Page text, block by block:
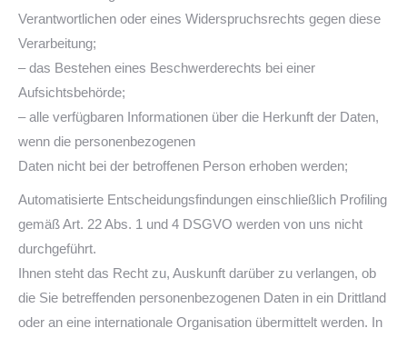
Verantwortlichen oder eines Widerspruchsrechts gegen diese
Verarbeitung;
– das Bestehen eines Beschwerderechts bei einer
Aufsichtsbehörde;
– alle verfügbaren Informationen über die Herkunft der Daten,
wenn die personenbezogenen
Daten nicht bei der betroffenen Person erhoben werden;
Automatisierte Entscheidungsfindungen einschließlich Profiling
gemäß Art. 22 Abs. 1 und 4 DSGVO werden von uns nicht
durchgeführt.
Ihnen steht das Recht zu, Auskunft darüber zu verlangen, ob
die Sie betreffenden personenbezogenen Daten in ein Drittland
oder an eine internationale Organisation übermittelt werden. In